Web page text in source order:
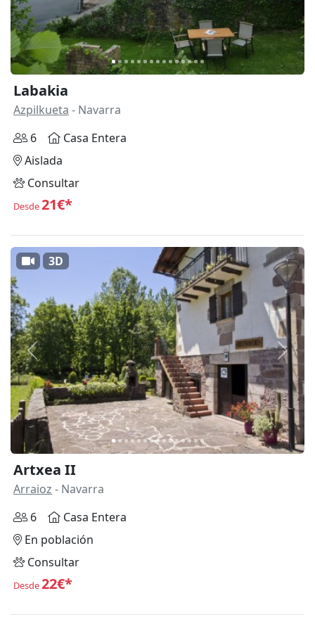
Labakia
Azpilkueta - Navarra
6
Casa Entera
Aislada
Consultar
Desde21€*
Anterior
3D
Artxea II
Arraioz - Navarra
6
Casa Entera
En población
Consultar
Desde22€*